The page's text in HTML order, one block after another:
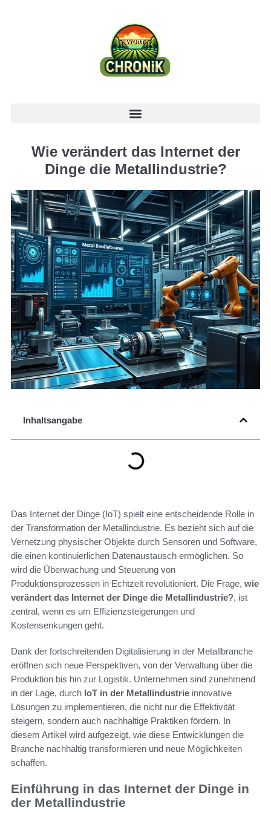
Wie verändert das Internet der
Dinge die Metallindustrie?
Inhaltsangabe
Das Internet der Dinge (IoT) spielt eine entscheidende Rolle in
der Transformation der Metallindustrie. Es bezieht sich auf die
Vernetzung physischer Objekte durch Sensoren und Software,
die einen kontinuierlichen Datenaustausch ermöglichen. So
wird die Überwachung und Steuerung von
Produktionsprozessen in Echtzeit revolutioniert. Die Frage, wie
verändert das Internet der Dinge die Metallindustrie?, ist
zentral, wenn es um Effizienzsteigerungen und
Kostensenkungen geht.
Dank der fortschreitenden Digitalisierung in der Metallbranche
eröffnen sich neue Perspektiven, von der Verwaltung über die
Produktion bis hin zur Logistik. Unternehmen sind zunehmend
in der Lage, durch IoT in der Metallindustrie innovative
Lösungen zu implementieren, die nicht nur die Effektivität
steigern, sondern auch nachhaltige Praktiken fördern. In
diesem Artikel wird aufgezeigt, wie diese Entwicklungen die
Branche nachhaltig transformieren und neue Möglichkeiten
schaffen.
Einführung in das Internet der Dinge in
der Metallindustrie